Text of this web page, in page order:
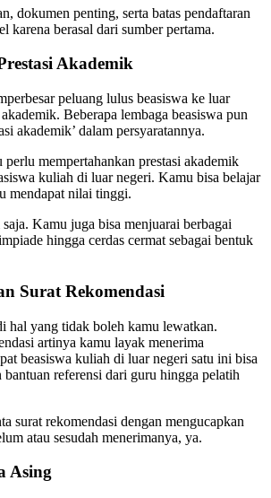
dokumen penting, serta batas pendaftaran
karena berasal dari sumber pertama.
Akademik
peluang lulus beasiswa ke luar
Beberapa lembaga beasiswa pun
akademik’ dalam persyaratannya.
mempertahankan prestasi akademik
kuliah di luar negeri. Kamu bisa belajar
mendapat nilai tinggi.
Kamu juga bisa menjuarai berbagai
hingga cerdas cermat sebagai bentuk
Surat Rekomendasi
hal yang tidak boleh kamu lewatkan.
artinya kamu layak menerima
beasiswa kuliah di luar negeri satu ini bisa
referensi dari guru hingga pelatih
surat rekomendasi dengan mengucapkan
atau sesudah menerimanya, ya.
Asing